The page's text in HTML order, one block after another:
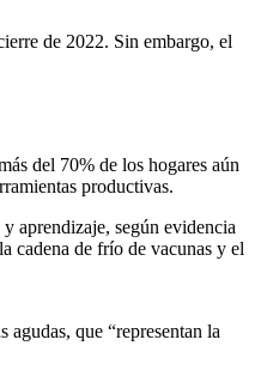
de 2022. Sin embargo, el
del 70% de los hogares aún
productivas.
aprendizaje, según evidencia
cadena de frío de vacunas y el
que “representan la